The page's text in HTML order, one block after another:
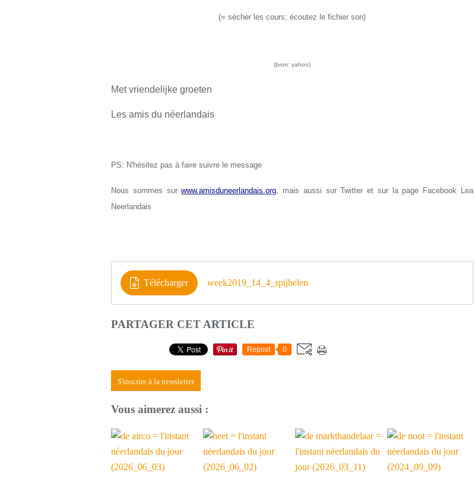
(= sécher les cours; écoutez le fichier son)
(bron: yahoo)
Met vriendelijke groeten
Les amis du néerlandais
PS: N'hésitez pas à faire suivre le message
Nous sommes surwww.amisduneerlandais.org, mais aussi sur Twitter et sur la page Facebook Lea
Neerlandais
Télécharger week2019_14_4_spijbelen
PARTAGER CET ARTICLE
Repost 0
S'inscrire à la newsletter
Vous aimerez aussi :